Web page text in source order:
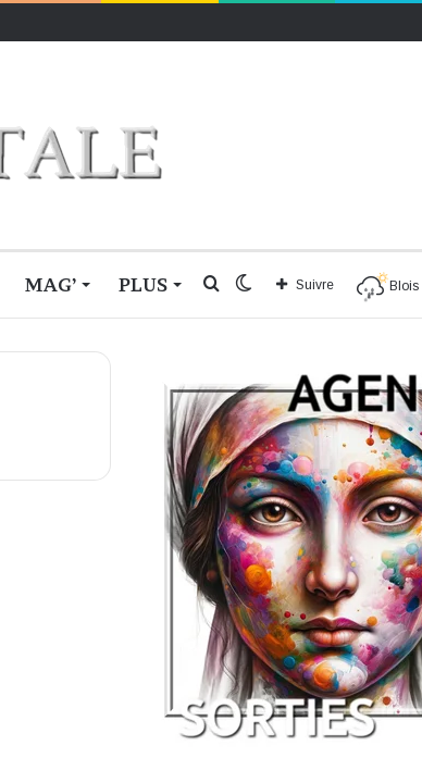
MAG’ PLUS Blois
Suivre
Switch
Rechercher